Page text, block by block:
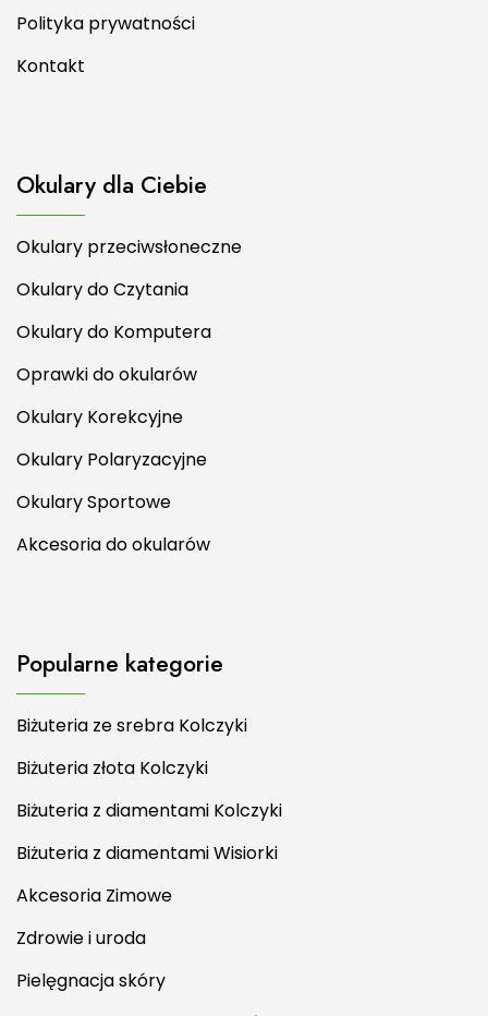
Polityka prywatności
Kontakt
Okulary dla Ciebie
Okulary przeciwsłoneczne
Okulary do Czytania
Okulary do Komputera
Oprawki do okularów
Okulary Korekcyjne
Okulary Polaryzacyjne
Okulary Sportowe
Akcesoria do okularów
Popularne kategorie
Biżuteria ze srebra Kolczyki
Biżuteria złota Kolczyki
Biżuteria z diamentami Kolczyki
Biżuteria z diamentami Wisiorki
Akcesoria Zimowe
Zdrowie i uroda
Pielęgnacja skóry